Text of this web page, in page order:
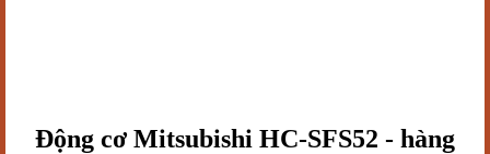
Động cơ Mitsubishi HC-SFS52 - hàng